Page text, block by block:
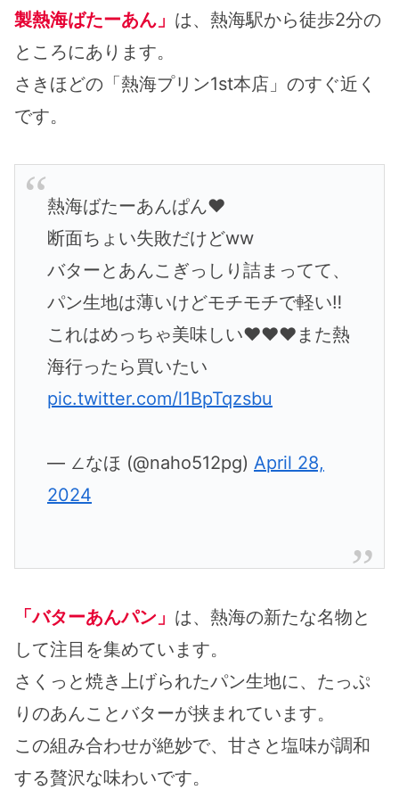
製熱海ばたーあん」 は、熱海駅から徒歩2分の
ところにあります。
さきほどの「熱海プリン1st本店」のすぐ近く
です。
熱海ばたーあんぱん♥️
断面ちょい失敗だけどww
バターとあんこぎっしり詰まってて、
パン生地は薄いけどモチモチで軽い‼️
これはめっちゃ美味しい♥️♥️♥️また熱
海行ったら買いたい
pic.twitter.com/l1BpTqzsbu
— ∠なほ (@naho512pg) April 28,
2024
「バターあんパン」 は、熱海の新たな名物と
して注目を集めています。
さくっと焼き上げられたパン生地に、たっぷ
りのあんことバターが挟まれています。
この組み合わせが絶妙で、甘さと塩味が調和
する贅沢な味わいです。